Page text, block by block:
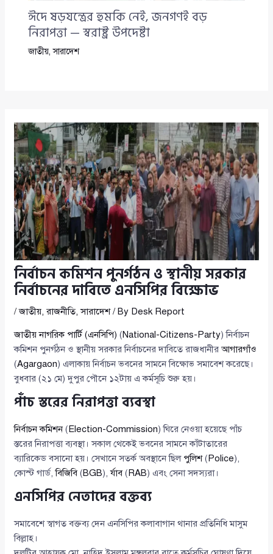
ঈদে ষড়যন্ত্রের হুমকি নেই, জনগণই বড়
নিরাপত্তা — স্বরাষ্ট্র উপদেষ্টা
জাতীয়,সারাদেশ
নির্বাচন কমিশন পুনর্গঠন ও স্থানীয় সরকার
নির্বাচনের দাবিতে এনসিপির বিক্ষোভ
/জাতীয়,রাজনীতি,সারাদেশ/ By Desk Report
জাতীয় নাগরিক পার্টি (এনসিপি) (National-Citizens-Party) নির্বাচন
কমিশন পুনর্গঠন ও স্থানীয় সরকার নির্বাচনের দাবিতে রাজধানীরআগারগাঁও
(Agargaon) এলাকায় নির্বাচন ভবনের সামনে বিক্ষোভ সমাবেশ করেছে।
বুধবার (২১ মে) দুপুর পৌনে ১২টায় এ কর্মসূচি শুরু হয়।
পাঁচ স্তরের নিরাপত্তা ব্যবস্থা
নির্বাচন কমিশন( Election-Commission) ঘিরে নেওয়া হয়েছে পাঁচ
স্তরের নিরাপত্তা ব্যবস্থা। সকাল থেকেই ভবনের সামনে কাঁটাতারের
ব্যারিকেড বসানো হয়। সেখানে সতর্ক অবস্থানে ছিল পুলিশ( Police),
কোস্ট গার্ড,বিজিবি(BGB),র্যাব( RAB) এবং সেনা সদস্যরা।
এনসিপির নেতাদের বক্তব্য
সমাবেশে স্বাগত বক্তব্য দেন এনসিপির কলাবাগান থানার প্রতিনিধি মাসুম
বিল্লাহ।